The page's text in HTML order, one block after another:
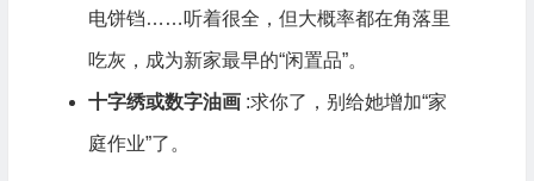
电饼铛……听着很全，但大概率都在角落里
吃灰，成为新家最早的“闲置品”。
十字绣或数字油画 :求你了，别给她增加“家
庭作业”了。